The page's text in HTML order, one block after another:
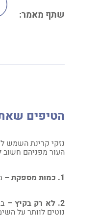
שתף מאמר:
הטיפים
נזקי קרינת השמש
העור מפניהם חשוב
1. כמות מספקת –
2. לא רק בקיץ –
נוטים לוותר על